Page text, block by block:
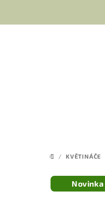
DOMŮ
/ KVĚTINÁČE
Novinka